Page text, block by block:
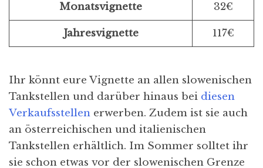
Monatsvignette 32€
Jahresvignette 117€
Ihr könnt eure Vignette an allen slowenischen
Tankstellen und darüber hinaus bei diesen
Verkaufsstellen erwerben. Zudem ist sie auch
an österreichischen und italienischen
Tankstellen erhältlich. Im Sommer solltet ihr
sie schon etwas vor der slowenischen Grenze